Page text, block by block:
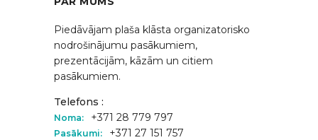
Piedāvājam plaša klāsta organizatorisko
nodrošinājumu pasākumiem,
prezentācijām, kāzām un citiem
pasākumiem.
Telefons :
Noma: +371 28 779 797
Pasākumi:
+371 27 151 757